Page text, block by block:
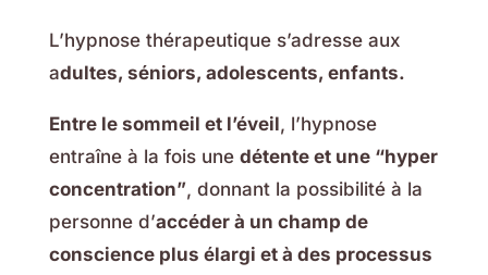
L’hypnose thérapeutique s’adresse aux
adultes, séniors, adolescents, enfants.
Entre le sommeil et l’éveil, l’hypnose
entraîne à la fois une détente et une “hyper
concentration”, donnant la possibilité à la
personne d’accéder à un champ de
conscience plus élargi et à des processus